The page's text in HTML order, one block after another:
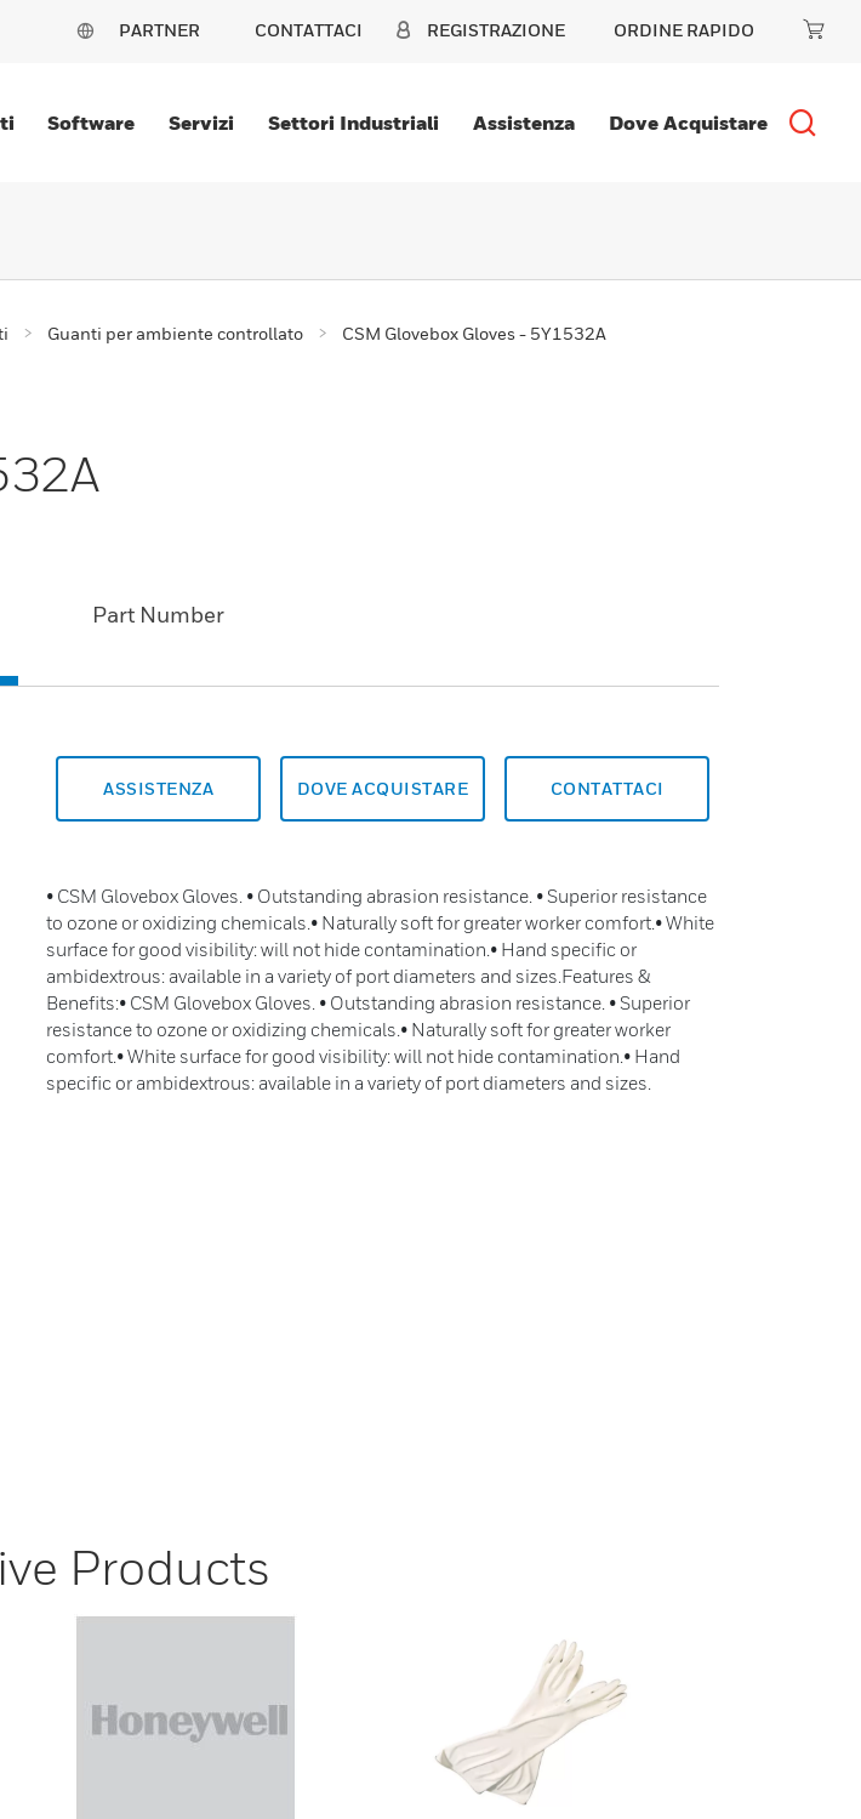
PARTNER CONTATTACI REGISTRAZIONE ORDINE RAPIDO
Software Servizi Settori Industriali Assistenza Dove Acquistare
Guanti per ambiente controllato CSM Glovebox Gloves - 5Y1532A
Part Number
ASSISTENZA DOVE ACQUISTARE CONTATTACI
• CSM Glovebox Gloves. • Outstanding abrasion resistance. • Superior resistance
to ozone or oxidizing chemicals.• Naturally soft for greater worker comfort.• White
surface for good visibility: will not hide contamination.• Hand specific or
ambidextrous: available in a variety of port diameters and sizes.Features &
Benefits:• CSM Glovebox Gloves. • Outstanding abrasion resistance. • Superior
resistance to ozone or oxidizing chemicals.• Naturally soft for greater worker
comfort.• White surface for good visibility: will not hide contamination.• Hand
specific or ambidextrous: available in a variety of port diameters and sizes.
Products